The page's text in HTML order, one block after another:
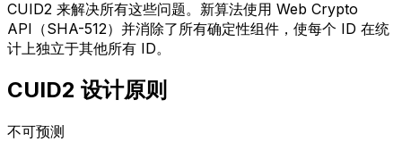
CUID2 来解决所有这些问题。新算法使用 Web Crypto
API（SHA-512）并消除了所有确定性组件，使每个 ID 在统
计上独立于其他所有 ID。
CUID2 设计原则
不可预测